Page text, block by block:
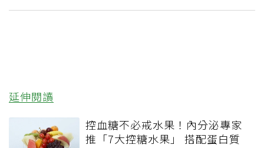
延伸閱讀
控血糖不必戒水果！內分泌專家
推「7大控糖水果」 搭配蛋白質